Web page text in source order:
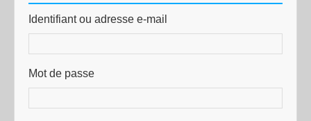
Identifiant ou adresse e-mail
Mot de passe